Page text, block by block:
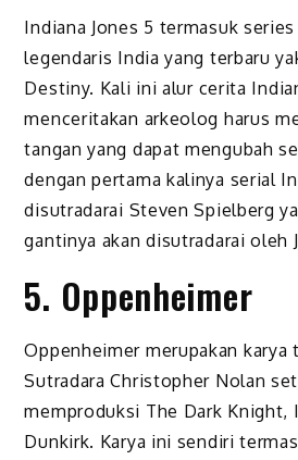
Indiana Jones 5 termasuk
legendaris India yang terbaru
Destiny. Kali ini alur cerita
menceritakan arkeolog harus
tangan yang dapat mengubah
dengan pertama kalinya serial
disutradarai Steven Spielberg
gantinya akan disutradarai oleh
5. Oppenheimer
Oppenheimer merupakan karya
Sutradara Christopher Nolan
memproduksi The Dark Knight,
Dunkirk. Karya ini sendiri